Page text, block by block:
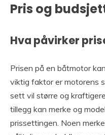
Pris og
Hva påvirker
Prisen på en båtmotor
viktig faktor er motorens
sett vil større og
tillegg kan merke og
prissettingen. Noen